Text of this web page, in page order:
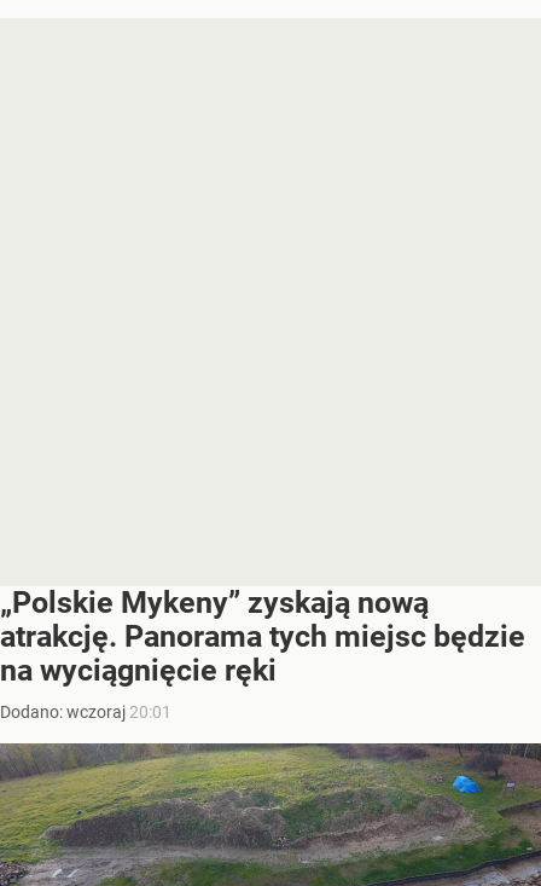
„Polskie Mykeny” zyskają nową
atrakcję. Panorama tych miejsc będzie
na wyciągnięcie ręki
Dodano:wczoraj 20:01